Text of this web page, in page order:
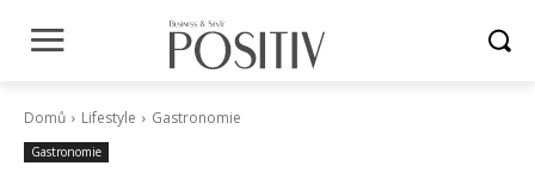
Domů Lifestyle Gastronomie
Gastronomie